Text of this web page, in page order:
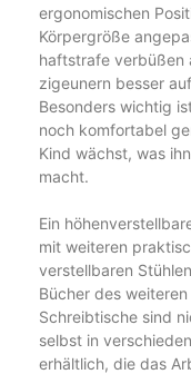
ergonomischen
Körpergröße
haftstrafe verbüßen
zigeunern besser
Besonders wichtig
noch komfortabel
Kind wächst, was
macht.
Ein
mit weiteren
verstellbaren
Bücher des
Schreibtische sind
selbst in
erhältlich, die das